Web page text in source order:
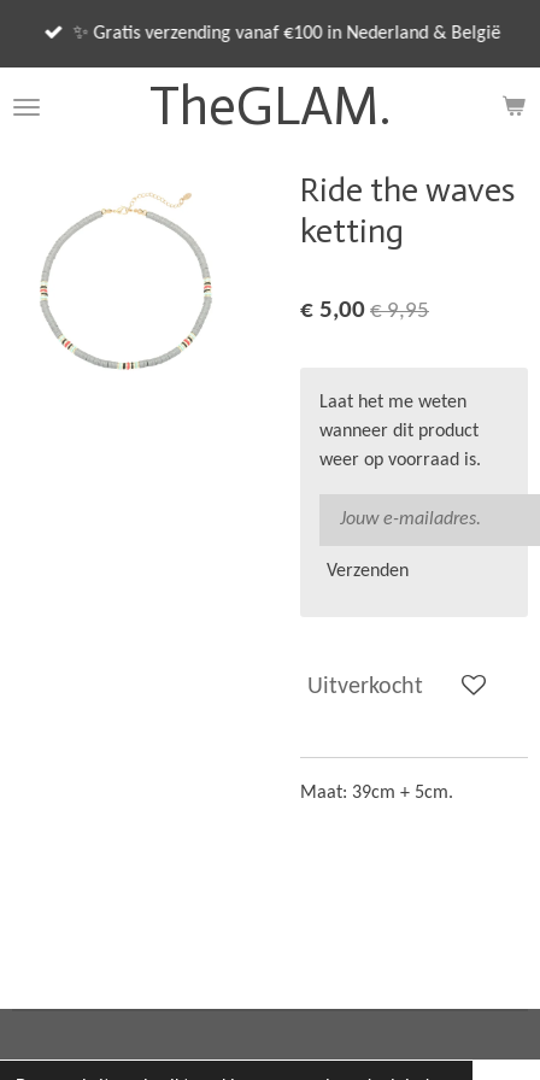
de
TheGLAM.
✨ Gratis verzending vanaf €100 in Nederland & België
Ride the waves
ketting
€ 5,00 € 9,95
Laat het me weten
wanneer dit product
weer op voorraad is.
Verzenden
Uitverkocht
Maat: 39cm + 5cm.